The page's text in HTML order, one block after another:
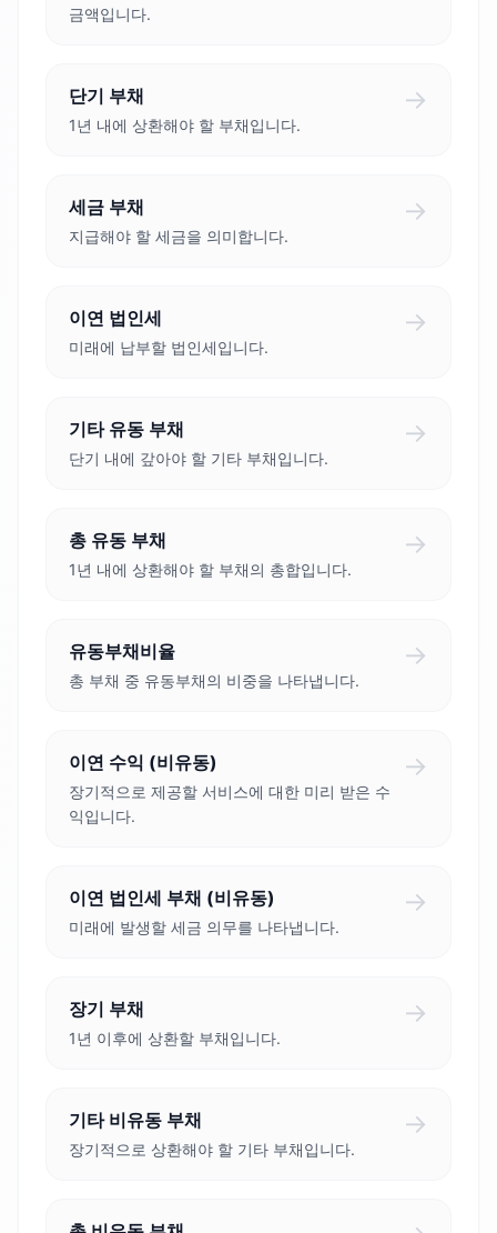
금액입니다.
단기 부채
1년 내에 상환해야 할 부채입니다.
→
세금 부채
지급해야 할 세금을 의미합니다.
→
이연 법인세
미래에 납부할 법인세입니다.
→
기타 유동 부채
단기 내에 갚아야 할 기타 부채입니다.
→
총 유동 부채
1년 내에 상환해야 할 부채의 총합입니다.
→
유동부채비율
총 부채 중 유동부채의 비중을 나타냅니다.
→
이연 수익 (비유동)
장기적으로 제공할 서비스에 대한 미리 받은 수
익입니다.
→
이연 법인세 부채 (비유동)
미래에 발생할 세금 의무를 나타냅니다.
→
장기 부채
1년 이후에 상환할 부채입니다.
→
기타 비유동 부채
장기적으로 상환해야 할 기타 부채입니다.
→